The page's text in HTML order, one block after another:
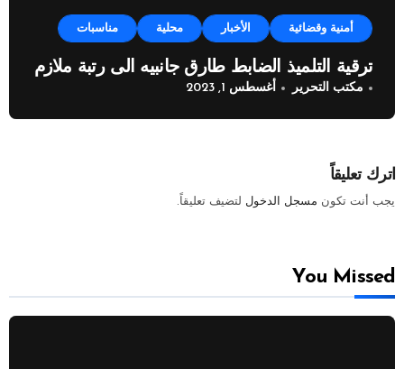
أمنية وقضائية الأخبار محلية مناسبات
ترقية التلميذ الضابط طارق جانبيه الى رتبة ملازم
مكتب التحرير أغسطس 1, 2023
اترك تعليقاً
يجب أنت تكون مسجل الدخول لتضيف تعليقاً.
You Missed